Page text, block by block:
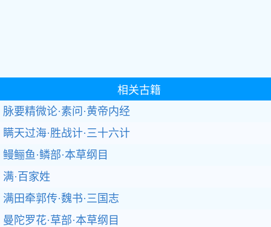
相关古籍
脉要精微论·素问·黄帝内经
瞒天过海·胜战计·三十六计
鳗鲡鱼·鳞部·本草纲目
满·百家姓
满田牵郭传·魏书·三国志
曼陀罗花·草部·本草纲目